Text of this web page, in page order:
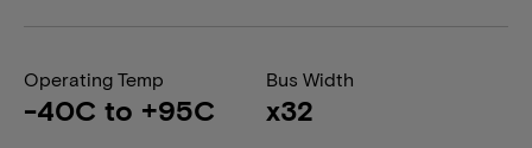
Operating Temp
-40C to +95C
Bus Width
x32